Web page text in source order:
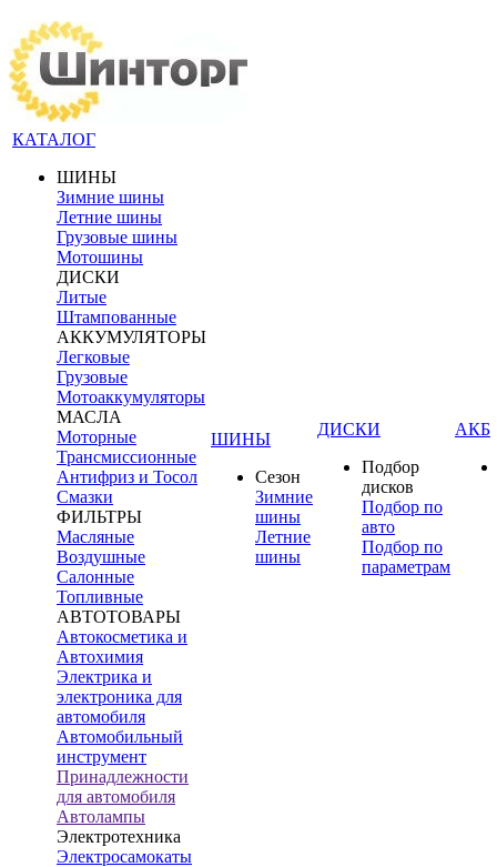
КАТАЛОГ
ШИНЫ
Зимние шины
Летние шины
Грузовые шины
Мотошины
ДИСКИ
Литые
Штампованные
АККУМУЛЯТОРЫ
Легковые
Грузовые
Мотоаккумуляторы
МАСЛА
Моторные
Трансмиссионные
Антифриз и Тосол
Смазки
ФИЛЬТРЫ
Масляные
Воздушные
Салонные
Топливные
АВТОТОВАРЫ
Автокосметика и
Автохимия
Электрика и
электроника для
автомобиля
Автомобильный
инструмент
Принадлежности
для автомобиля
Автолампы
Электротехника
Электросамокаты
ШИНЫ
Сезон
Зимние
шины
Летние
шины
ДИСКИ
Подбор
дисков
Подбор по
авто
Подбор по
параметрам
АКБ